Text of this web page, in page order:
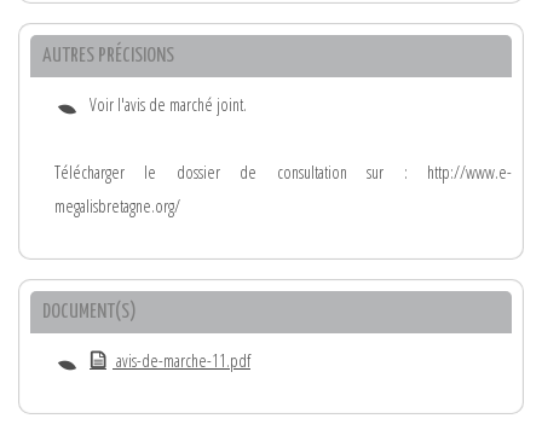
AUTRES PRÉCISIONS
Voir l'avis de marché joint.
Télécharger le dossier de consultation sur : http://www.e-
megalisbretagne.org/
DOCUMENT(S)
avis-de-marche-11.pdf